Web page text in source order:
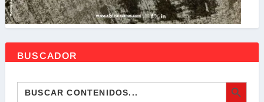
BUSCADOR
Buscar: BOTÓN DE